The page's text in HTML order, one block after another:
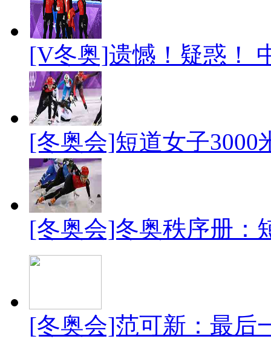
[V冬奥]遗憾！疑惑！
[冬奥会]短道女子3000
[冬奥会]冬奥秩序册：
[冬奥会]范可新：最后